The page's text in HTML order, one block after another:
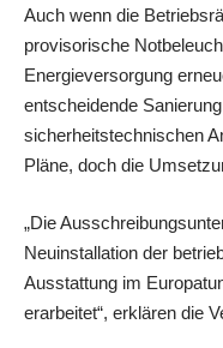
Auch wenn die
provisorische
Energieversorgung
entscheidende
sicherheitstechnischen
Pläne, doch die
„Die
Neuinstallation der
Ausstattung im
erarbeitet“, erklären die